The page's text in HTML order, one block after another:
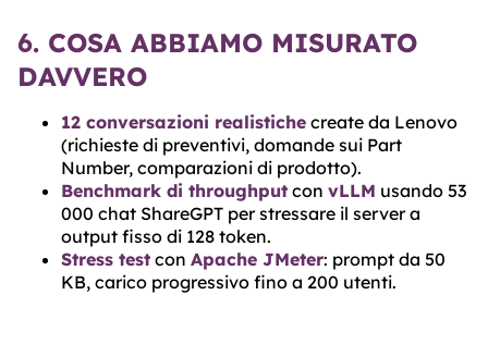
6. COSA ABBIAMO MISURATO
DAVVERO
12 conversazioni realistiche create da Lenovo
(richieste di preventivi, domande sui Part
Number, comparazioni di prodotto).
Benchmark di throughput con vLLM usando 53
000 chat ShareGPT per stressare il server a
output fisso di 128 token.
Stress test con Apache JMeter: prompt da 50
KB, carico progressivo fino a 200 utenti.